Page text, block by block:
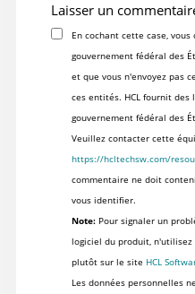
Laisser un
En cochant cette case,
gouvernement fédéral des
et que vous n'envoyez pas
ces entités. HCL fournit des
gouvernement fédéral des
Veuillez contacter cette
https://hcltechsw.com/
commentaire ne doit
vous identifier.
Note:Pour signaler un
logiciel du produit, n'utilisez
plutôt sur le site HCL
Les données personnelles